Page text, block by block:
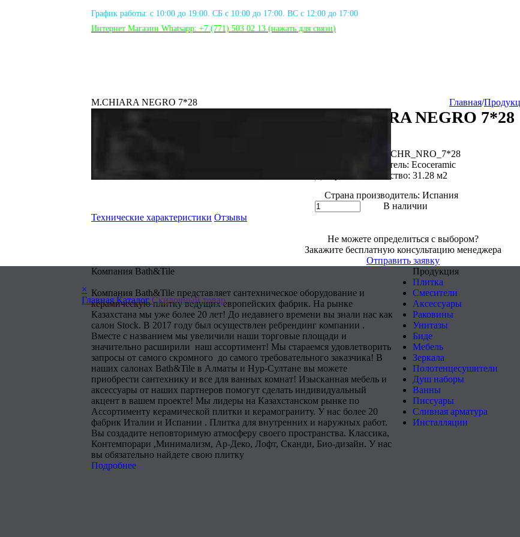
График работы: с 10:00 до 19:00. СБ с 10:00 до 17:00. ВС с 12:00 до 17:00
Интернет Магазин Whatsapp: +7 (771) 503 02 13 (нажать для связи)
×
ГлавнаяКаталог Скидочный товар
M.CHIARA NEGRO 7*28 Главная/
M.CHIARA NEGRO 7*28
Артикул: ECO_M.CHR_NRO_7*28
Фирма производитель: Ecoceramic
Доступное количество: 31.28 м2
Страна производитель: Испания
В наличии
Технические характеристики Отзывы
Не можете определиться с выбором?
Закажите бесплатную консультацию менеджера
Отправить заявку
Компания Bath&Tile
Компания Bath&Tile представляет сантехническое оборудование и
керамическую плитку ведущих европейских фабрик. На рынке
Казахстана мы уже более 20 лет! До недавнего времени вы знали нас как
салон Stock. В 2017 году был осуществлен ребрендинг компании .
Вместе с названием мы увеличили наши торговые площади и
значительно расширили наш ассортимент! Мы стараемся удовлетворить
запросы от самого скромного до самого требовательного заказчика! В
наших салонах Bath&Tile в Алматы и Нур-Султане вы можете
приобрести сантехнику и все для ванных комнат! Изысканная мебель и
аксессуары от наших партнеров помогут сделать индивидуальный
акцент в вашем проекте! Мы лидеры на Казахстанском рынке по
Ассортименту керамической плитки и керамограниту. У нас более 20
фабрик Италии и Испании . Плитка для внутренних и наружных работ.
Вы создадите неповторимую атмосферу своего пространства. Классика,
Контемпорари ,Минимализм, Ар-Деко, Лофт, Сканди, Био-дизайн. У нас
вы обязательно найдете свою плитку
Подробнее
Продукция
Плитка
Смесители
Аксессуары
Раковины
Унитазы
Биде
Мебель
Зеркала
Полотенцесушители
Душ наборы
Ванны
Писсуары
Сливная арматура
Инсталляции